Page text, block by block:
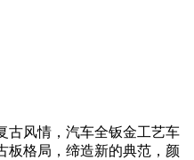
古风情，汽车全钣金工艺车
板格局，缔造新的典范，颜